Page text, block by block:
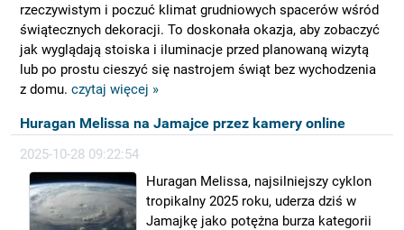
rzeczywistym i poczuć klimat grudniowych spacerów wśród
świątecznych dekoracji. To doskonała okazja, aby zobaczyć
jak wyglądają stoiska i iluminacje przed planowaną wizytą
lub po prostu cieszyć się nastrojem świąt bez wychodzenia
z domu. czytaj więcej »
Huragan Melissa na Jamajce przez kamery online
2025-10-28 09:22:54
Huragan Melissa, najsilniejszy cyklon
tropikalny 2025 roku, uderza dziś w
Jamajkę jako potężna burza kategorii